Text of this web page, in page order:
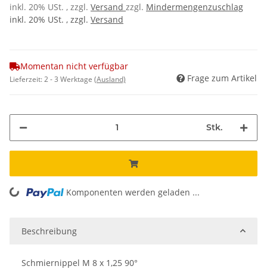
inkl. 20% USt. , zzgl. Versand zzgl. Mindermengenzuschlag
inkl. 20% USt. , zzgl. Versand
Momentan nicht verfügbar
Lieferzeit:2 - 3 Werktage (Ausland) Frage zum Artikel
Stk.
Loading... Komponenten werden geladen ...
Beschreibung
Schmiernippel M 8 x 1,25 90°